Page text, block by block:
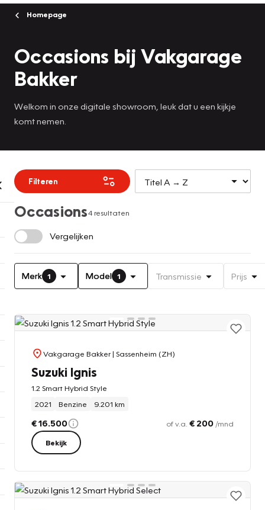
Homepage
Occasions bij Vakgarage
Bakker
Welkom in onze digitale showroom, leuk dat u een kijkje
komt nemen.
Filteren
Occasions4 resultaten
Vergelijken
Merk 1 Model 1 Transmissie Prijs
Vakgarage Bakker| Sassenheim (ZH)
Suzuki Ignis
1.2 Smart Hybrid Style
2021
Benzine 9.201 km
€ 16.500 of v.a. € 200 /mnd
Bekijk